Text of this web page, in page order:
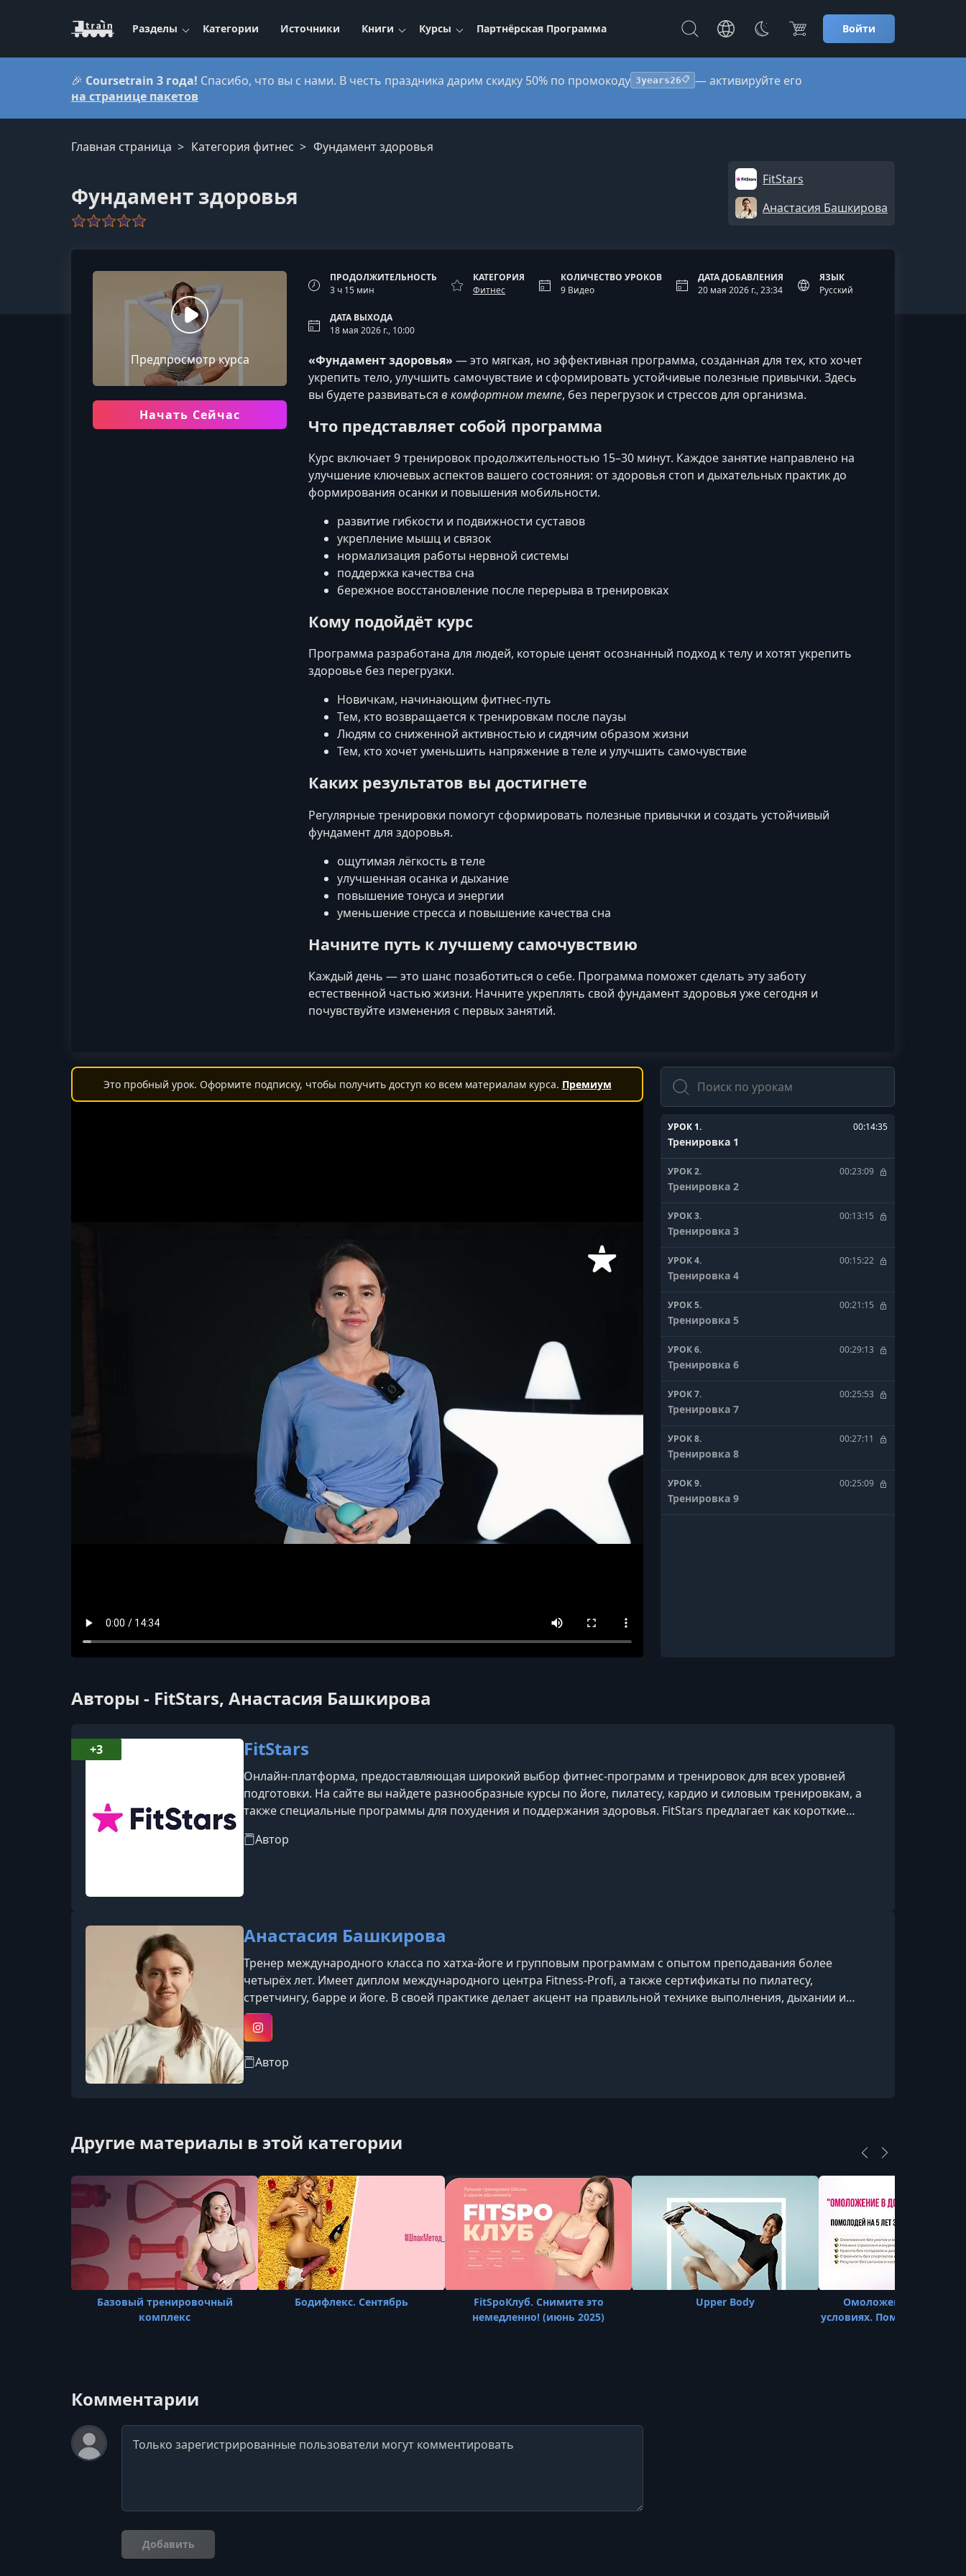
Разделы Категории Источники Книги Курсы Партнёрская Программа Войти
🎉 Coursetrain 3 года! Спасибо, что вы с нами. В честь праздника дарим скидку 50% по промокоду 3years26📋 — активируйте его
на странице пакетов
Главная страница Категория фитнес Фундамент здоровья
Фундамент здоровья
FitStars
Анастасия Башкирова
Предпросмотр курса
Начать Сейчас
ПРОДОЛЖИТЕЛЬНОСТЬ
3 ч 15 мин
КАТЕГОРИЯ
Фитнес
КОЛИЧЕСТВО УРОКОВ
9 Видео
ДАТА ДОБАВЛЕНИЯ
20 мая 2026 г., 23:34
ЯЗЫК
Русский
ДАТА ВЫХОДА
18 мая 2026 г., 10:00
«Фундамент здоровья» — это мягкая, но эффективная программа, созданная для тех, кто хочет
укрепить тело, улучшить самочувствие и сформировать устойчивые полезные привычки. Здесь
вы будете развиваться в комфортном темпе, без перегрузок и стрессов для организма.
Что представляет собой программа
Курс включает 9 тренировок продолжительностью 15–30 минут. Каждое занятие направлено на
улучшение ключевых аспектов вашего состояния: от здоровья стоп и дыхательных практик до
формирования осанки и повышения мобильности.
развитие гибкости и подвижности суставов
укрепление мышц и связок
нормализация работы нервной системы
поддержка качества сна
бережное восстановление после перерыва в тренировках
Кому подойдёт курс
Программа разработана для людей, которые ценят осознанный подход к телу и хотят укрепить
здоровье без перегрузки.
Новичкам, начинающим фитнес‑путь
Тем, кто возвращается к тренировкам после паузы
Людям со сниженной активностью и сидячим образом жизни
Тем, кто хочет уменьшить напряжение в теле и улучшить самочувствие
Каких результатов вы достигнете
Регулярные тренировки помогут сформировать полезные привычки и создать устойчивый
фундамент для здоровья.
ощутимая лёгкость в теле
улучшенная осанка и дыхание
повышение тонуса и энергии
уменьшение стресса и повышение качества сна
Начните путь к лучшему самочувствию
Каждый день — это шанс позаботиться о себе. Программа поможет сделать эту заботу
естественной частью жизни. Начните укреплять свой фундамент здоровья уже сегодня и
почувствуйте изменения с первых занятий.
Это пробный урок. Оформите подписку, чтобы получить доступ ко всем материалам курса. Премиум
Поиск
УРОК 1. 00:14:35
Тренировка 1
УРОК 2. 00:23:09
Тренировка 2
УРОК 3. 00:13:15
Тренировка 3
УРОК 4. 00:15:22
Тренировка 4
УРОК 5. 00:21:15
Тренировка 5
УРОК 6. 00:29:13
Тренировка 6
УРОК 7. 00:25:53
Тренировка 7
УРОК 8. 00:27:11
Тренировка 8
УРОК 9. 00:25:09
Тренировка 9
Авторы - FitStars, Анастасия Башкирова
FitStars
Онлайн-платформа, предоставляющая широкий выбор фитнес-программ и тренировок для всех уровней
подготовки. На сайте вы найдете разнообразные курсы по йоге, пилатесу, кардио и силовым тренировкам, а
также специальные программы для похудения и поддержания здоровья. FitStars предлагает как короткие
оборудования. Все программы разработаны опытными тренерами и вкл
Автор
+3
Анастасия Башкирова
Тренер международного класса по хатха-йоге и групповым программам с опытом преподавания более
четырёх лет. Имеет диплом международного центра Fitness-Profi, а также сертификаты по пилатесу,
стретчингу, барре и йоге. В своей практике делает акцент на правильной технике выполнения, дыхании и
осознанном движении. На занятиях сочетает асаны с дыхательными и медитативными техниками, помогая
снять напряжение, восстановить внутренний баланс и наполнитьс
Instagram
Автор
Другие материалы в этой категории
Базовый тренировочный
комплекс
Бодифлекс. Сентябрь
FitSpoКлуб. Снимите это
немедленно! (июнь 2025)
Upper Body
Омоложение в
условиях. Помолодей на 5
Комментарии
Комментарий
Добавить